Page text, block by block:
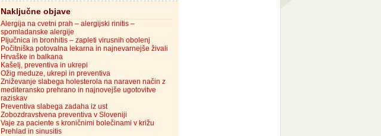
Naključne objave
Alergija na cvetni prah – alergijski rinitis –
spomladanske alergije
Pljučnica in bronhitis – zapleti virusnih obolenj
Počitniška potovalna lekarna in najnevarnejše živali
Hrvaške in balkana
Kašelj, preventiva in ukrepi
Ožig meduze, ukrepi in preventiva
Zniževanje slabega holesterola na naraven način z
mediteransko prehrano in najnovejše ugotovitve
raziskav
Preventiva slabega zadaha iz ust
Zobozdravstvena preventiva v Sloveniji
Vaje za paciente s kroničnimi bolečinami v križu
Prehlad in sinusitis